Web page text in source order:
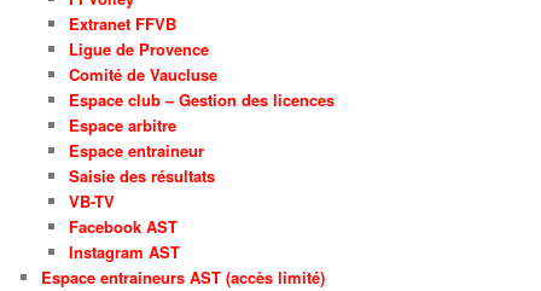
Extranet FFVB
Ligue de Provence
Comité de Vaucluse
Espace club – Gestion des licences
Espace arbitre
Espace entraineur
Saisie des résultats
VB-TV
Facebook AST
Instagram AST
Espace entraineurs AST (accès limité)